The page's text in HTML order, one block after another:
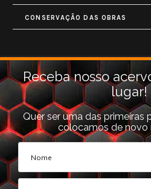
CONSERVAÇÃO DAS OBRAS
Contatos
Rua Monet, 731
Granja Vianna
Cotia, SP (06710-660).
galeria@photoarts.com.br
WhatsApp:+55 11 96253
Receba nosso
lugar!
Quer ser uma das primeiras
colocamos de novo